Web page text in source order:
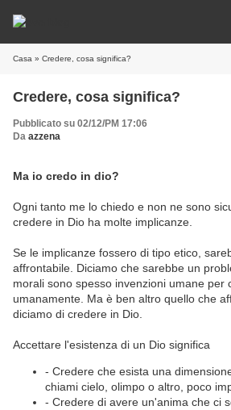
Casa » Credere, cosa significa?
Credere, cosa significa?
Pubblicato su 02/12/PM 17:06
Da azzena
Ma io credo in dio?
Ogni tanto me lo chiedo e non ne sono
credere in Dio ha molte implicanze.
Se le implicanze fossero di tipo etico,
affrontabile. Diciamo che sarebbe un
morali sono spesso invenzioni umane per
umanamente. Ma è ben altro quello che
diciamo di credere in Dio.
Accettare l'esistenza di un Dio significa
- Credere che esista una
chiami cielo, olimpo o altro, poco
- Credere di avere un'anima che ci